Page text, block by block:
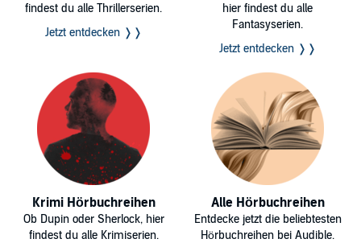
findest du alle Thrillerserien.
Jetzt entdecken ❭❭
hier findest du alle
Fantasyserien.
Jetzt entdecken ❭❭
Krimi Hörbuchreihen
Ob Dupin oder Sherlock, hier
findest du alle Krimiserien.
Alle Hörbuchreihen
Entdecke jetzt die beliebtesten
Hörbuchreihen bei Audible.